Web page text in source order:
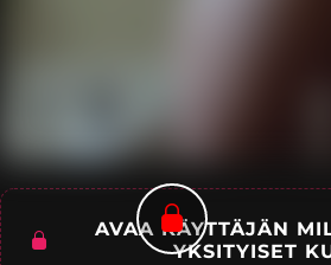
AVAA KÄYTTÄJÄN
YKSITYISET